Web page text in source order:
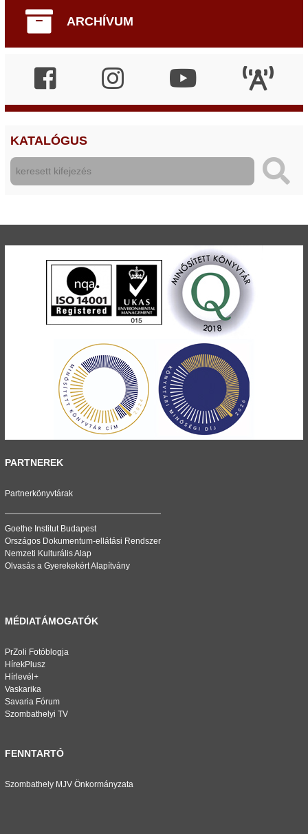
ARCHÍVUM
KATALÓGUS
PARTNEREK
Partnerkönyvtárak
Goethe Institut Budapest
Országos Dokumentum-ellátási Rendszer
Nemzeti Kulturális Alap
Olvasás a Gyerekekért Alapítvány
MÉDIATÁMOGATÓK
PrZoli Fotóblogja
HírekPlusz
Hírlevél+
Vaskarika
Savaria Fórum
Szombathelyi TV
FENNTARTÓ
Szombathely MJV Önkormányzata